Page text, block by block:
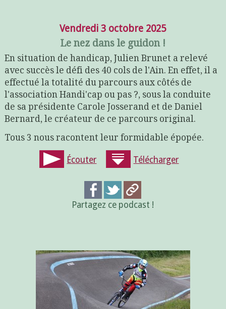
Vendredi 3 octobre 2025
Le nez dans le guidon !
En situation de handicap, Julien Brunet a relevé
avec succès le défi des 40 cols de l'Ain. En effet, il a
effectué la totalité du parcours aux côtés de
l'association Handi'cap ou pas ?, sous la conduite
de sa présidente Carole Josserand et de Daniel
Bernard, le créateur de ce parcours original.
Tous 3 nous racontent leur formidable épopée.
Écouter Télécharger
Partagez ce podcast !